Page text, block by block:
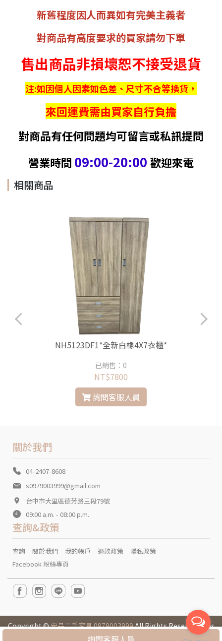
新舊程度因人而異如有完美主義者
對商品有高度要求的買家請勿下單
售出商品非損壞恕不接受退貨
注:如因個人因素如色差、尺寸不合等換貨，
來回運費需由買家自行負擔
對商品有任何問題均可留言或私訊提問
營業時間 09:00-20:00 歡迎來電
相關商品
NH5123DF1*全新白橡4X7衣櫃*
已銷售：0
NT$7800
詢問客服人員
關於我們
04-2407-8608
s0979003999@gmail.com
台中市大里區德芳路三段79號
09:00 a.m. - 08:00 p.m.
查詢&政策
查詢 關於我們 我的帳戶 退款政策
隱私政策
Facebook 粉絲專頁
Copyright ©宏品二手家具 0979003999All Rights Reserved. Des
igned byCYBERBIZ